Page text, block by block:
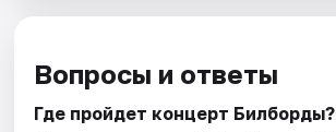
Вопросы и ответы
Где пройдет концерт Билборды?